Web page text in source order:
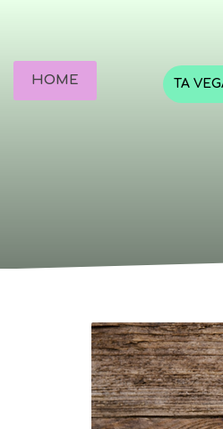
ΤΑ
HOME